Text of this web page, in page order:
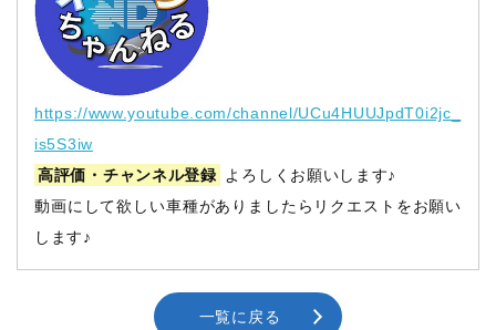
https://www.youtube.com/channel/UCu4HUUJpdT0i2jc_
is5S3iw
高評価・チャンネル登録
よろしくお願いします♪
動画にして欲しい車種がありましたらリクエストをお願い
します♪
一覧に戻る